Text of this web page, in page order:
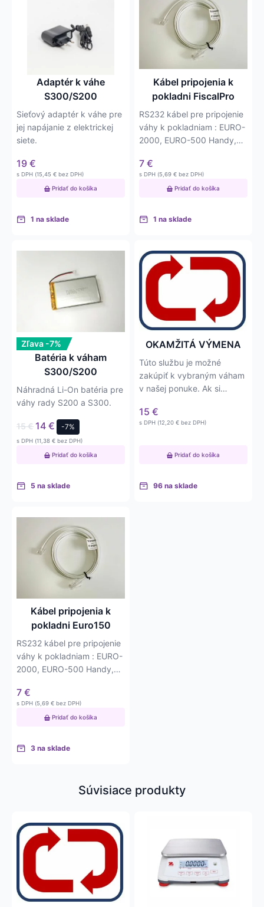
Adaptér k váhe
S300/S200
Sieťový adaptér k váhe pre
jej napájanie z elektrickej
siete.
19 €
s DPH (15,45 € bez DPH)
Pridať do košíka
1 na sklade
Kábel pripojenia k
pokladni FiscalPro
RS232 kábel pre pripojenie
váhy k pokladniam : EURO-
2000, EURO-500 Handy,
7 €
s DPH (5,69 € bez DPH)
Pridať do košíka
1 na sklade
Zľava -7%
Batéria k váham
S300/S200
Náhradná Li-On batéria pre
váhy rady S200 a S300.
15€ 14 € -7%
s DPH (11,38 € bez DPH)
Pridať do košíka
5 na sklade
OKAMŽITÁ VÝMENA
Túto službu je možné
zakúpiť k vybraným váham
v našej ponuke. Ak si
spoločne s…
15 €
s DPH (12,20 € bez DPH)
Pridať do košíka
96 na sklade
Kábel pripojenia k
pokladni Euro150
RS232 kábel pre pripojenie
váhy k pokladniam : EURO-
2000, EURO-500 Handy,
7 €
s DPH (5,69 € bez DPH)
Pridať do košíka
3 na sklade
Súvisiace produkty
viacero
variantov.
Možnosti